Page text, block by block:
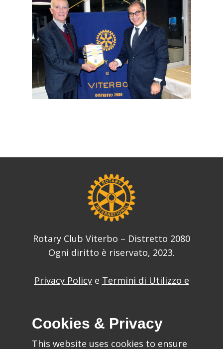
Rotary Club Viterbo – Distretto 2080
Ogni diritto è riservato, 2023.
Privacy Policye Termini di Utilizzo e
Cookies & Privacy
This website uses cookies to ensure